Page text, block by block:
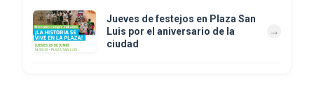
Jueves de festejos en Plaza San
Luis por el aniversario de la
ciudad